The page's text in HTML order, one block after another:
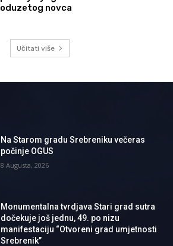
oduzetog novca
Učitati više
Na Starom gradu Srebreniku večeras
počinje OGUS
8 Augusta, 2026
Monumentalna tvrdjava Stari grad sutra
dočekuje još jednu, 49. po nizu
manifestaciju “Otvoreni grad umjetnosti
Srebrenik”